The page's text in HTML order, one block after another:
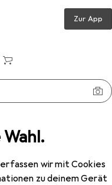
wir mit Cookies
zu deinem Gerät
Zur App
Epson T46S1